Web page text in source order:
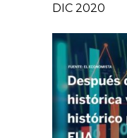
DIC 2020